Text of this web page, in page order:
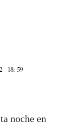
- 18: 59
noche en